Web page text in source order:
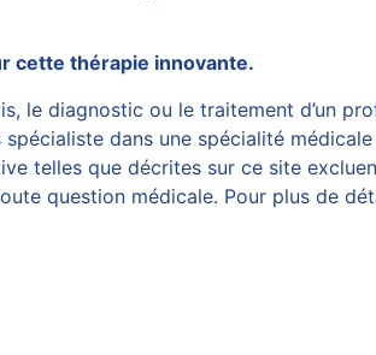
cette thérapie innovante.
le diagnostic ou le traitement d’un
dans une spécialité
telles que décrites sur ce site
question médicale. Pour plus de